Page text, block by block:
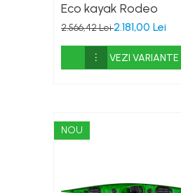
Eco kayak Rodeo
2.566,42 Lei2.181,00 Lei
VEZI VARIANTE
NOU